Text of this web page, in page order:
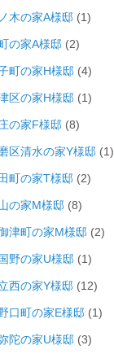
木の家A様邸 (1)
の家A様邸 (2)
町の家H様邸 (4)
区の家H様邸 (1)
の家F様邸 (8)
区清水の家Y様邸 (1)
町の家T様邸 (2)
の家M様邸 (8)
津町の家M様邸 (2)
野の家U様邸 (1)
西の家Y様邸 (12)
口町の家E様邸 (1)
陀の家U様邸 (3)